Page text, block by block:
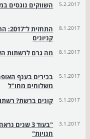
5.2.2017 השווקים נוגסים
8.1.2017
קניונים
8.1.2017 מה גרם לרשתות
5.1.2017
בכירים בענף
משלוחים מחו"ל
5.1.2017 קונים ברשת?
3.1.2017
"בעוד 3
חנויות"